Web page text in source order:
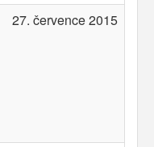
27. července 2015